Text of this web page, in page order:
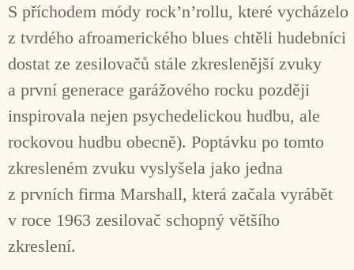
S příchodem módy rock’n’rollu, které vycházelo
z tvrdého afroamerického blues chtěli hudebníci
dostat ze zesilovačů stále zkreslenější zvuky
a první generace garážového rocku později
inspirovala nejen psychedelickou hudbu, ale
rockovou hudbu obecně). Poptávku po tomto
zkresleném zvuku vyslyšela jako jedna
z prvních firma Marshall, která začala vyrábět
v roce 1963 zesilovač schopný většího
zkreslení.